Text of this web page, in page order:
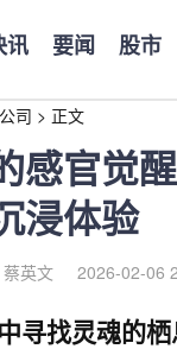
讯 要闻 股市
公司 > 正文
感官觉
浸体验
英文 2026-02-06
寻找灵魂的